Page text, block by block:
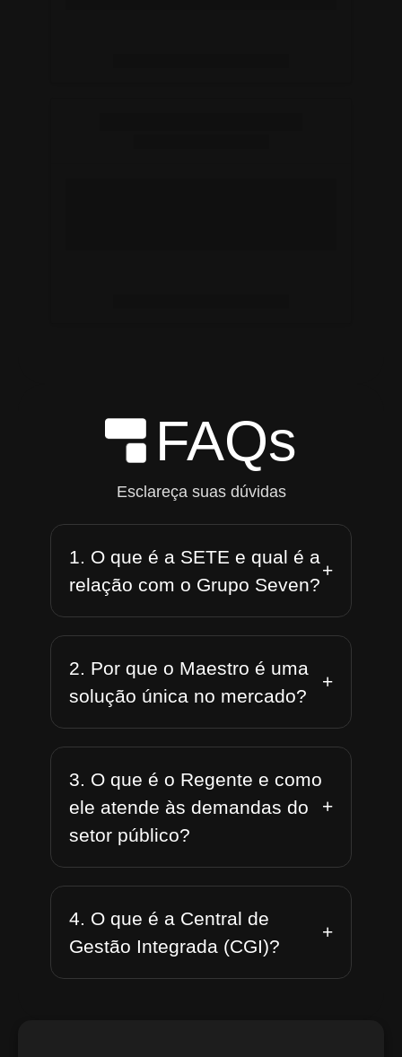
FAQs
Esclareça suas dúvidas
1. O que é a SETE e qual é a
relação com o Grupo Seven?
+
2. Por que o Maestro é uma
solução única no mercado?
+
3. O que é o Regente e como
ele atende às demandas do
setor público?
+
4. O que é a Central de
Gestão Integrada (CGI)?
+